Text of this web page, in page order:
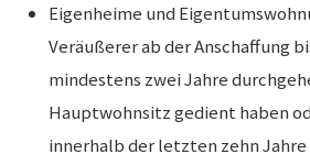
Eigenheime und
Veräußerer ab der Anschaffung
mindestens zwei Jahre
Hauptwohnsitz gedient haben
innerhalb der letzten zehn